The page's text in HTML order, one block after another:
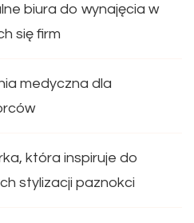
biura do wynajęcia w
się firm
medyczna dla
która inspiruje do
stylizacji paznokci